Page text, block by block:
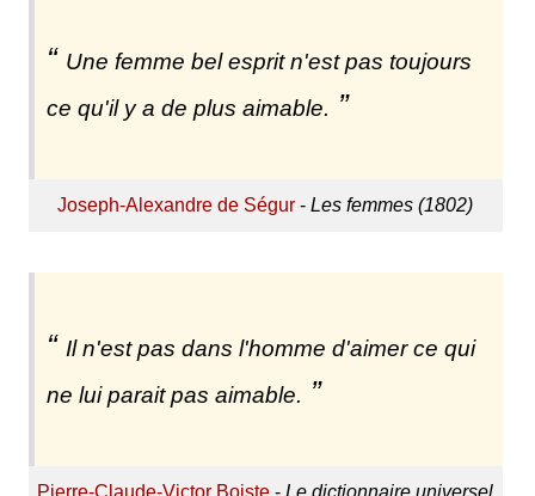
Une femme bel esprit n'est pas toujours
ce qu'il y a de plus aimable.
Joseph-Alexandre de Ségur -Les femmes (1802)
Il n'est pas dans l'homme d'aimer ce qui
ne lui parait pas aimable.
Pierre-Claude-Victor Boiste -Le dictionnaire universel